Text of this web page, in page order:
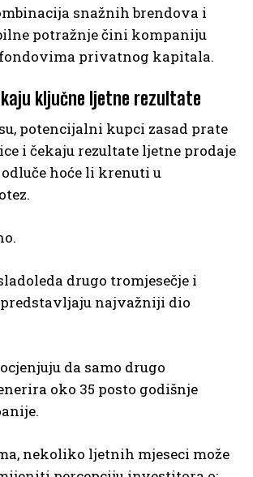
snažnih brendova i
potražnje čini kompaniju
privatnog kapitala.
ključne ljetne rezultate
potencijalni kupci zasad prate
i čekaju rezultate ljetne prodaje
hoće li krenuti u
drugo tromjesečje i
najvažniji dio
da samo drugo
oko 35 posto godišnje
nekoliko ljetnih mjeseci može